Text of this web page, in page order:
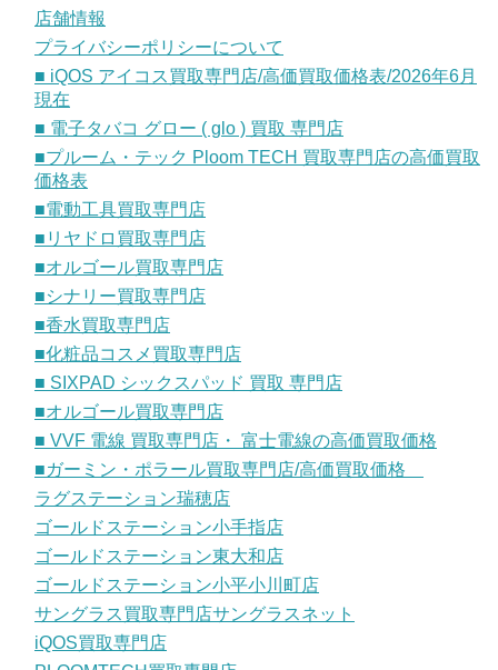
店舗情報
プライバシーポリシーについて
■ iQOS アイコス買取専門店/高価買取価格表/2026年6月
現在
■ 電子タバコ グロー ( glo ) 買取 専門店
■プルーム・テック Ploom TECH 買取専門店の高価買取
価格表
■電動工具買取専門店
■リヤドロ買取専門店
■オルゴール買取専門店
■シナリー買取専門店
■香水買取専門店
■化粧品コスメ買取専門店
■ SIXPAD シックスパッド 買取 専門店
■オルゴール買取専門店
■ VVF 電線 買取専門店・ 富士電線の高価買取価格
■ガーミン・ポラール買取専門店/高価買取価格
ラグステーション瑞穂店
ゴールドステーション小手指店
ゴールドステーション東大和店
ゴールドステーション小平小川町店
サングラス買取専門店サングラスネット
iQOS買取専門店